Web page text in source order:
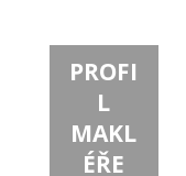
PROFI
L
MAKL
ÉŘE